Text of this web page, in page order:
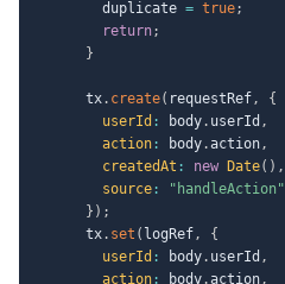
        duplicate
= true;
return;
}
      tx
. create( requestRef,
{
userId : body. userId ,
action : body.action,
createdAt : new Date( ) ,
source :
"handleAction"
} ) ;
      tx
. set ( logRef,
{
userId : body. userId ,
action : body.action,